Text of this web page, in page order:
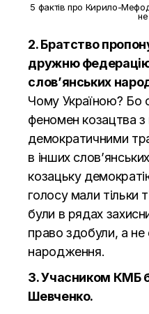
5 фактів про Кирило-
2. Братство
дружню федерацію
слов’янських
Чому Україною? Бо
феномен козацтва з
демократичними
в інших
козацьку
голосу мали тільки
були в рядах
право здобули, а не
народження.
3. Учасником КМБ
Шевченко.